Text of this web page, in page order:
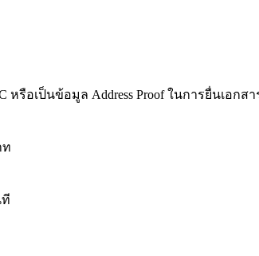
อเป็นข้อมูล Address Proof ในการยื่นเอกสา
ท